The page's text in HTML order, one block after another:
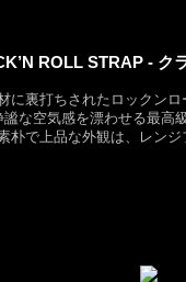
ROLL STRAP - ク
に裏打ちされたロックンロ
な空気感を漂わせる最高
で上品な外観は、レン